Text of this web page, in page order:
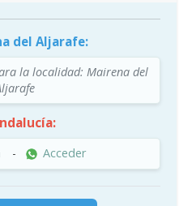
del Aljarafe:
la localidad: Mairena del
- Acceder